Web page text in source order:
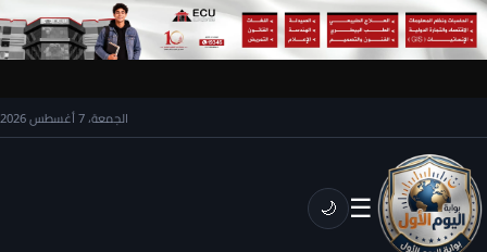
الجمعة، 7 أغسطس 2026
☰
🌙